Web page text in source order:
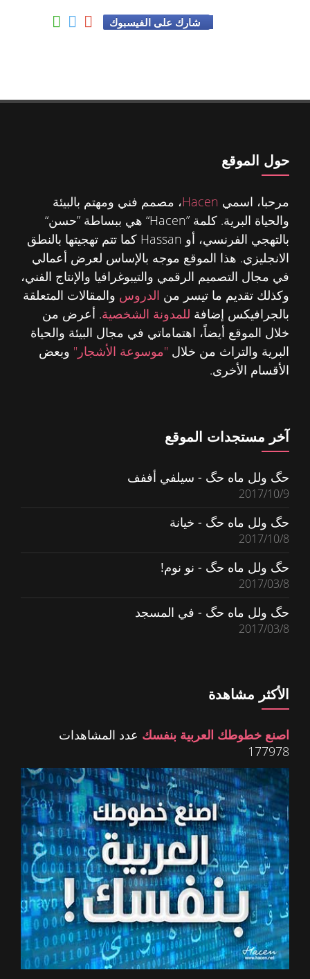
شارك على الفيسبوك
حول الموقع
مرحبا، اسمي Hacen، مصمم فني ومهتم بالبيئة
والحياة البرية. كلمة ”Hacen“ هي ببساطة ”حسن“
بالتهجي الفرنسي، أو Hassan كما تتم تهجيتها بالنطق
الانجليزي. هذا الموقع موجه بالإساس لعرض أعمالي
في مجال التصميم الرقمي والتيبوغرافيا والإنتاج الفني،
وكذلك تقديم ما تيسر من الدروس والمقالات المتعلقة
بالجرافيكس إضافة للمدونة الشخصية. أعرض من
خلال الموقع أيضاً، اهتماماتي في مجال البيئة والحياة
البرية والتراث من خلال "موسوعة الأشجار" وبعض
الأقسام الأخرى.
آخر مستجدات الموقع
حگ ولل ماه حگ - سيلفي أففف
2017/10/9
حگ ولل ماه حگ - خيانة
2017/10/8
حگ ولل ماه حگ - نو نوم!
2017/03/8
حگ ولل ماه حگ - في المسجد
2017/03/8
الأكثر مشاهدة
اصنع خطوطك العربية بنفسك عدد المشاهدات
177978